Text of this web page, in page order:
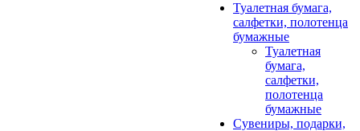
Туалетная бумага,
салфетки, полотенца
бумажные
Туалетная
бумага,
салфетки,
полотенца
бумажные
Сувениры, подарки,